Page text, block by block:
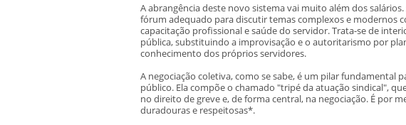
A abrangência deste novo sistema vai muito além dos
fórum adequado para discutir temas complexos e modernos
capacitação profissional e saúde do servidor. Trata-se de
pública, substituindo a improvisação e o autoritarismo por
conhecimento dos próprios servidores.
A negociação coletiva, como se sabe, é um pilar fundamental
público. Ela compõe o chamado "tripé da atuação sindical",
no direito de greve e, de forma central, na negociação. É por
duradouras e respeitosas*.